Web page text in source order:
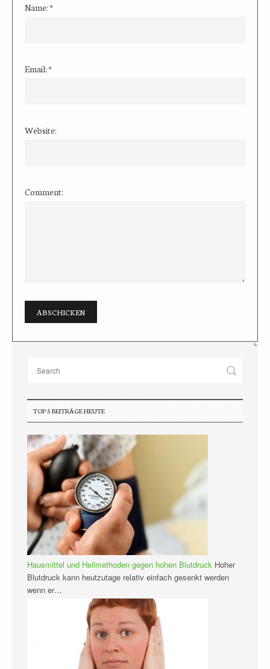
Name:*
Email:*
Website:
Comment:
TOP 5 BEITRÄGE HEUTE
Hausmittel und Heilmethoden gegen hohen Blutdruck Hoher
Blutdruck kann heutzutage relativ einfach gesenkt werden
wenn er…